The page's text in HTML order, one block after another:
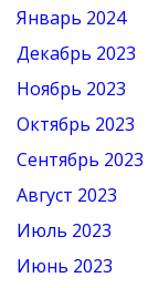
Январь 2024
Декабрь 2023
Ноябрь 2023
Октябрь 2023
Сентябрь 2023
Август 2023
Июль 2023
Июнь 2023